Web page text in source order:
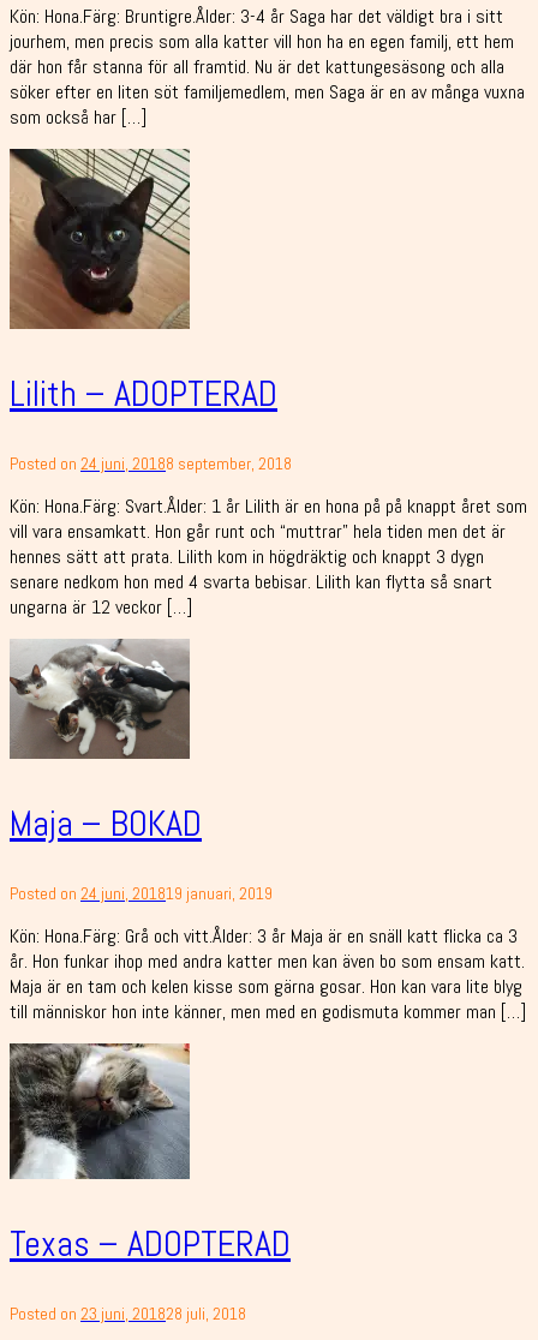
Kön: Hona.Färg: Bruntigre.Ålder: 3-4 år Saga har det väldigt bra i sitt
jourhem, men precis som alla katter vill hon ha en egen familj, ett hem
där hon får stanna för all framtid. Nu är det kattungesäsong och alla
söker efter en liten söt familjemedlem, men Saga är en av många vuxna
som också har […]
Lilith – ADOPTERAD
Posted on 24 juni, 20188 september, 2018
Kön: Hona.Färg: Svart.Ålder: 1 år Lilith är en hona på på knappt året som
vill vara ensamkatt. Hon går runt och “muttrar” hela tiden men det är
hennes sätt att prata. Lilith kom in högdräktig och knappt 3 dygn
senare nedkom hon med 4 svarta bebisar. Lilith kan flytta så snart
ungarna är 12 veckor […]
Maja – BOKAD
Posted on 24 juni, 201819 januari, 2019
Kön: Hona.Färg: Grå och vitt.Ålder: 3 år Maja är en snäll katt flicka ca 3
år. Hon funkar ihop med andra katter men kan även bo som ensam katt.
Maja är en tam och kelen kisse som gärna gosar. Hon kan vara lite blyg
till människor hon inte känner, men med en godismuta kommer man […]
Texas – ADOPTERAD
Posted on 23 juni, 201828 juli, 2018